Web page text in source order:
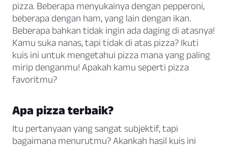
pizza. Beberapa menyukainya dengan pepperoni,
beberapa dengan ham, yang lain dengan ikan.
Beberapa bahkan tidak ingin ada daging di atasnya!
Kamu suka nanas, tapi tidak di atas pizza? Ikuti
kuis ini untuk mengetahui pizza mana yang paling
mirip denganmu! Apakah kamu seperti pizza
favoritmu?
Apa pizza terbaik?
Itu pertanyaan yang sangat subjektif, tapi
bagaimana menurutmu? Akankah hasil kuis ini